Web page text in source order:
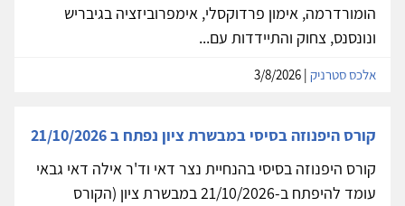
הומורדרמה, אימון פרדוקסלי, אימפרוביזציה בגיבריש
ונונסנס, צחוק והתיידדות עם...
אלכס סטרניק
קורס היפנוזה בסיסי במבשרת ציון נפתח ב 21/10/2026
קורס היפנוזה בסיסי בהנחיית נצר דאי וד'ר אילה דאי גבאי
עומד להיפתח ב-21/10/2026 במבשרת ציון (הקורס